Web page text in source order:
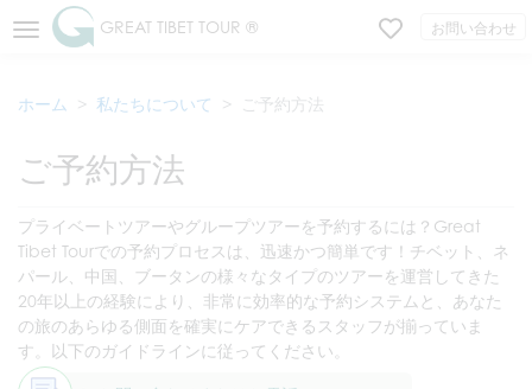
GREAT TIBET TOUR ® お問い合わせ
ホーム 私たちについて ご予約方法
ご予約方法
プライベートツアーやグループツアーを予約するには？Great
Tibet Tourでの予約プロセスは、迅速かつ簡単です！チベット、ネ
パール、中国、ブータンの様々なタイプのツアーを運営してきた
20年以上の経験により、非常に効率的な予約システムと、あなた
の旅のあらゆる側面を確実にケアできるスタッフが揃っていま
す。以下のガイドラインに従ってください。